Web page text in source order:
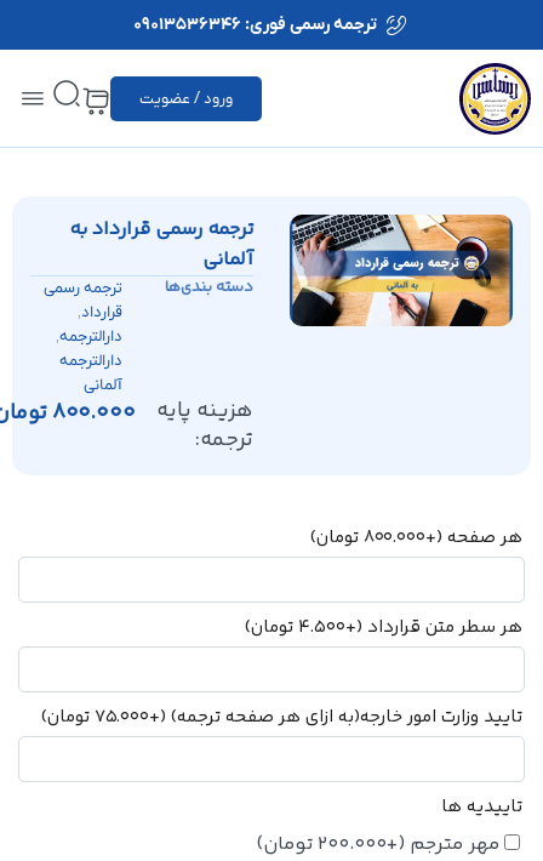
ترجمه رسمی فوری: 09013536346
ورود / عضویت
ترجمه رسمی قرارداد به
آلمانی
دسته بندی‌ها
ترجمه رسمی
قرارداد,
دارالترجمه,
دارالترجمه
آلمانی
هزینه پایه
ترجمه:
800.000تومان
هر صفحه(+
800.000تومان)
هر سطر متن قرارداد(+
4.500تومان)
تایید وزارت امور خارجه(به ازای هر صفحه ترجمه)(+
75.000تومان)
تاییدیه ها
مهر مترجم(+
200.000تومان)